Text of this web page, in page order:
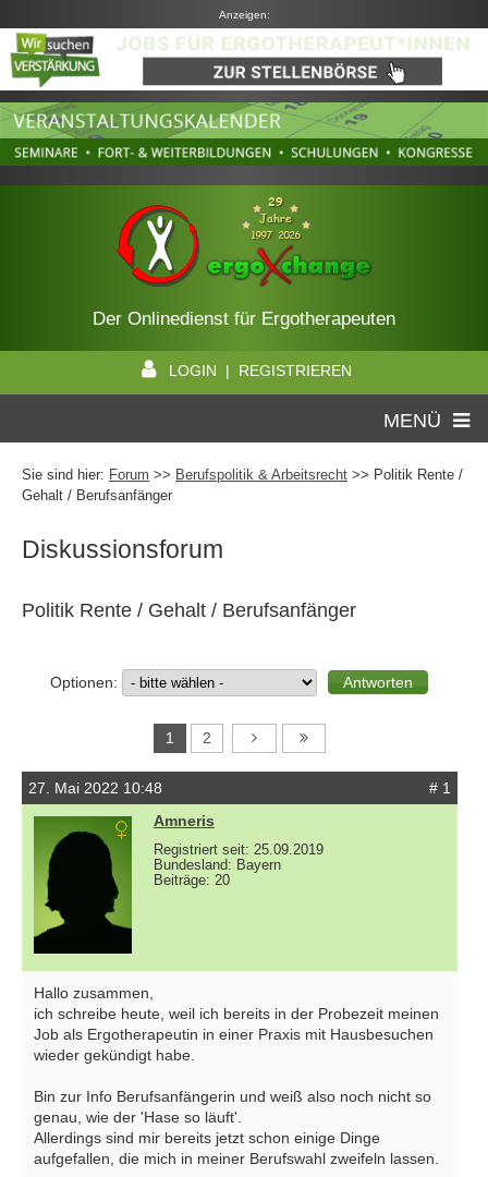
Anzeigen:
Der Onlinedienst für Ergotherapeuten
LOGIN | REGISTRIEREN
MENÜ
Sie sind hier: Forum >> Berufspolitik & Arbeitsrecht >> Politik Rente /
Gehalt / Berufsanfänger
Diskussionsforum
Politik Rente / Gehalt / Berufsanfänger
Optionen:
1 2
27. Mai 2022 10:48
# 1
Amneris
Registriert seit: 25.09.2019
Bundesland: Bayern
Beiträge: 20
Hallo zusammen,
ich schreibe heute, weil ich bereits in der Probezeit meinen
Job als Ergotherapeutin in einer Praxis mit Hausbesuchen
wieder gekündigt habe.
Bin zur Info Berufsanfängerin und weiß also noch nicht so
genau, wie der 'Hase so läuft'.
Allerdings sind mir bereits jetzt schon einige Dinge
aufgefallen, die mich in meiner Berufswahl zweifeln lassen.